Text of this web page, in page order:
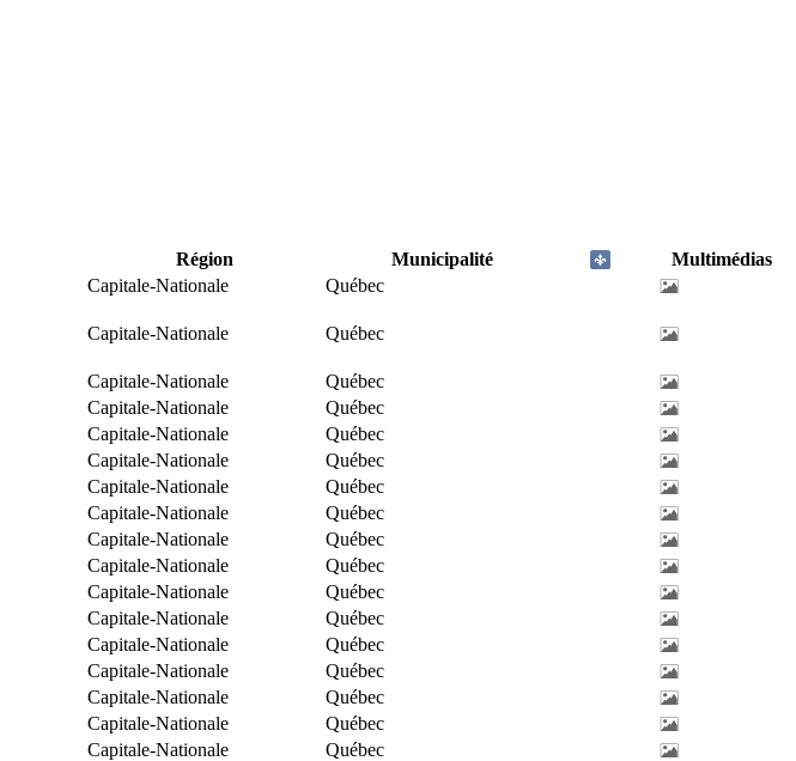
Région Municipalité
Multimédias
Capitale-Nationale
Québec
Capitale-Nationale Québec
Capitale-Nationale
Québec
Capitale-Nationale
Québec
Capitale-Nationale
Québec
Capitale-Nationale
Québec
Capitale-Nationale
Québec
Capitale-Nationale
Québec
Capitale-Nationale
Québec
Capitale-Nationale
Québec
Capitale-Nationale
Québec
Capitale-Nationale
Québec
Capitale-Nationale
Québec
Capitale-Nationale
Québec
Capitale-Nationale
Québec
Capitale-Nationale
Québec
Capitale-Nationale
Québec